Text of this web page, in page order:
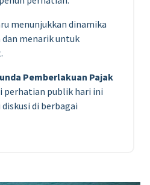
menunjukkan dinamika
menarik untuk
Pemberlakuan Pajak
perhatian publik hari ini
di berbagai